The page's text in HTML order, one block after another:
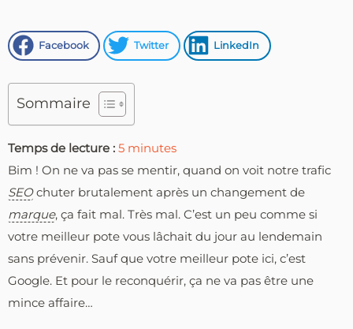
Facebook Twitter LinkedIn
Sommaire
Temps de lecture : 5 minutes
Bim ! On ne va pas se mentir, quand on voit notre trafic
SEOchuter brutalement après un changement de
marque, ça fait mal. Très mal. C’est un peu comme si
votre meilleur pote vous lâchait du jour au lendemain
sans prévenir. Sauf que votre meilleur pote ici, c’est
Google. Et pour le reconquérir, ça ne va pas être une
mince affaire…